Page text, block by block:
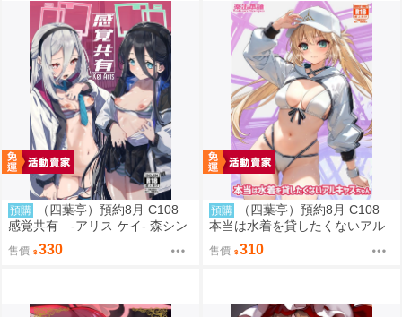
預購
（四葉亭）預約8月 C108
感覚共有 -アリス ケイ- 森シン
リスク
售價 330
預購
（四葉亭）預約8月 C108
本当は水着を貸したくないアル
キャスちゃん いのうえとみい
售價 310